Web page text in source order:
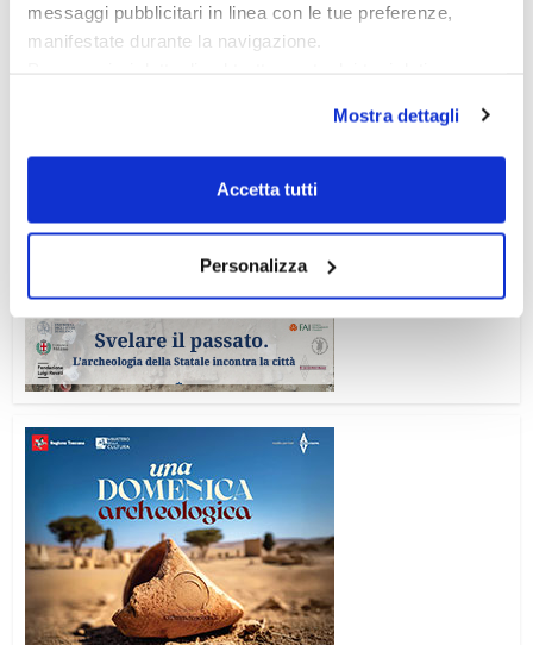
messaggi pubblicitari in linea con le tue preferenze,
manifestate durante la navigazione.
scelte privacy sui cookie, ti invitiamo a prendere visione
dell’informativa cookie.
Chiudendo il banner tramite la “X” prosegui la
dei soli cookie tecnici. Selezionando “Accetta tutti” presti
il tuo consenso alla profilazione che potrai revocare in
ogni momentoRevoca
Mostra dettagli
Accetta tutti
Personalizza
Ciclo di conferenze